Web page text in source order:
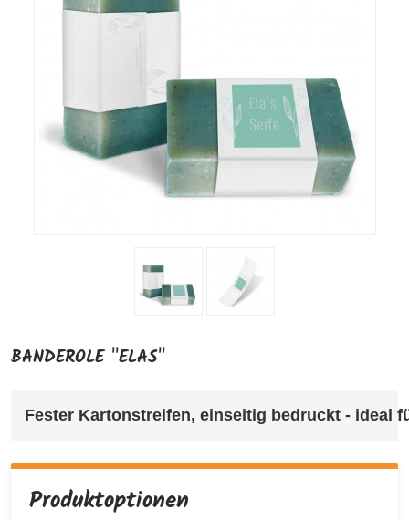
BANDEROLE "ELAS"
Fester Kartonstreifen, einseitig bedruckt - ideal
Produktoptionen